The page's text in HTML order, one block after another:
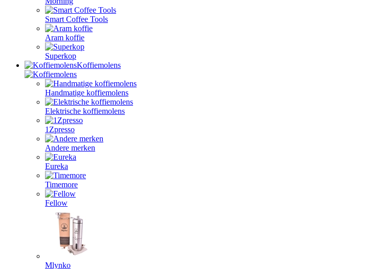
Smart Coffee Tools
Aram koffie
Superkop
Koffiemolens
Handmatige koffiemolens
Elektrische koffiemolens
1Zpresso
Andere merken
Eureka
Timemore
Fellow
Mlynko